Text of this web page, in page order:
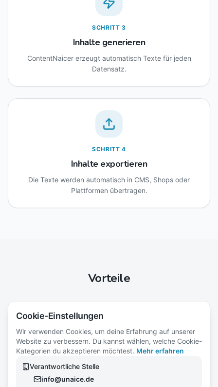
Cookie-Einstellungen
Wir verwenden Cookies, um deine Erfahrung auf unserer
Website zu verbessern. Du kannst wählen, welche Cookie-
Kategorien du akzeptieren möchtest. Mehr erfahren
Verantwortliche Stelle
info@unaice.de
SCHRITT 3
Inhalte generieren
ContentNaicer erzeugt automatisch Texte für jeden
Datensatz.
SCHRITT 4
Inhalte exportieren
Die Texte werden automatisch in CMS, Shops oder
Plattformen übertragen.
Vorteile
Skalierbare Contentproduktion
Erzeuge 10, 1.000 oder 100.000 Texte automatisch –
ohne Qualitätsverlust.